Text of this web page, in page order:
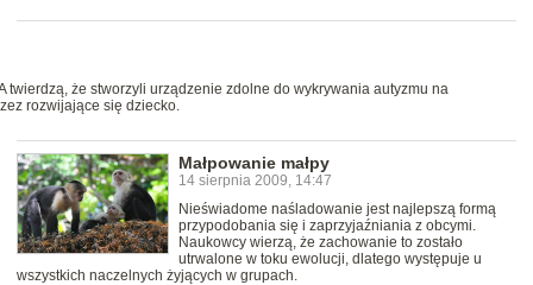
że stworzyli urządzenie zdolne do wykrywania autyzmu na
rozwijające się dziecko.
Małpowanie małpy
14 sierpnia 2009, 14:47
Nieświadome naśladowanie jest najlepszą formą
przypodobania się i zaprzyjaźniania z obcymi.
Naukowcy wierzą, że zachowanie to zostało
utrwalone w toku ewolucji, dlatego występuje u
wszystkich naczelnych żyjących w grupach.